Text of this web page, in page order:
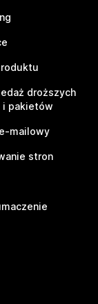
droższych
pakietów
mailowy
stron